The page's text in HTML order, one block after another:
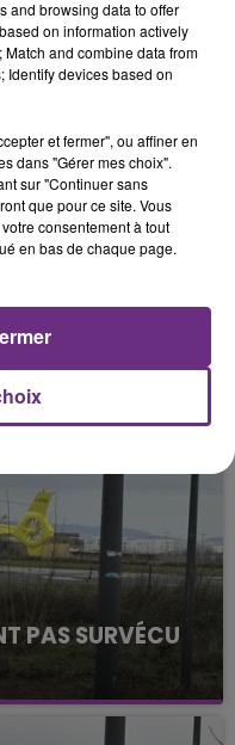
DU
EN FINALE
PAS SURVÉCU
and browsing data to offer
on information actively
and combine data from
Identify devices based on
et fermer", ou affiner en
dans "Gérer mes choix".
sur "Continuer sans
que pour ce site. Vous
consentement à tout
en bas de chaque page.